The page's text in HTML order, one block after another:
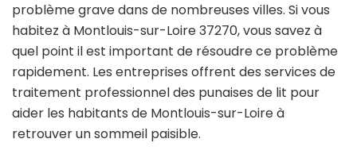
problème grave dans de nombreuses villes. Si vous
habitez à Montlouis-sur-Loire 37270, vous savez à
quel point il est important de résoudre ce problème
rapidement. Les entreprises offrent des services de
traitement professionnel des punaises de lit pour
aider les habitants de Montlouis-sur-Loire à
retrouver un sommeil paisible.